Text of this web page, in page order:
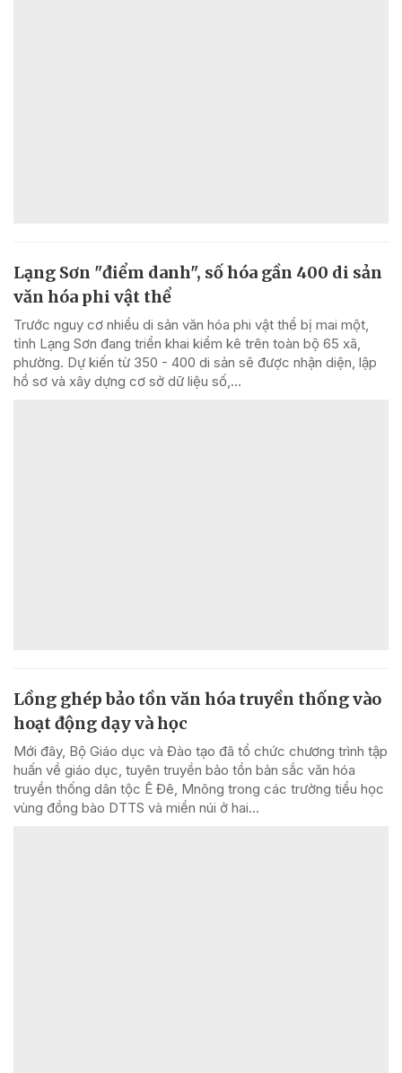
Lạng Sơn "điểm danh", số hóa gần 400 di sản
văn hóa phi vật thể
Trước nguy cơ nhiều di sản văn hóa phi vật thể bị mai một,
tỉnh Lạng Sơn đang triển khai kiểm kê trên toàn bộ 65 xã,
phường. Dự kiến từ 350 - 400 di sản sẽ được nhận diện, lập
hồ sơ và xây dựng cơ sở dữ liệu số,...
Lồng ghép bảo tồn văn hóa truyền thống vào
hoạt động dạy và học
Mới đây, Bộ Giáo dục và Đào tạo đã tổ chức chương trình tập
huấn về giáo dục, tuyên truyền bảo tồn bản sắc văn hóa
truyền thống dân tộc Ê Đê, Mnông trong các trường tiểu học
vùng đồng bào DTTS và miền núi ở hai...